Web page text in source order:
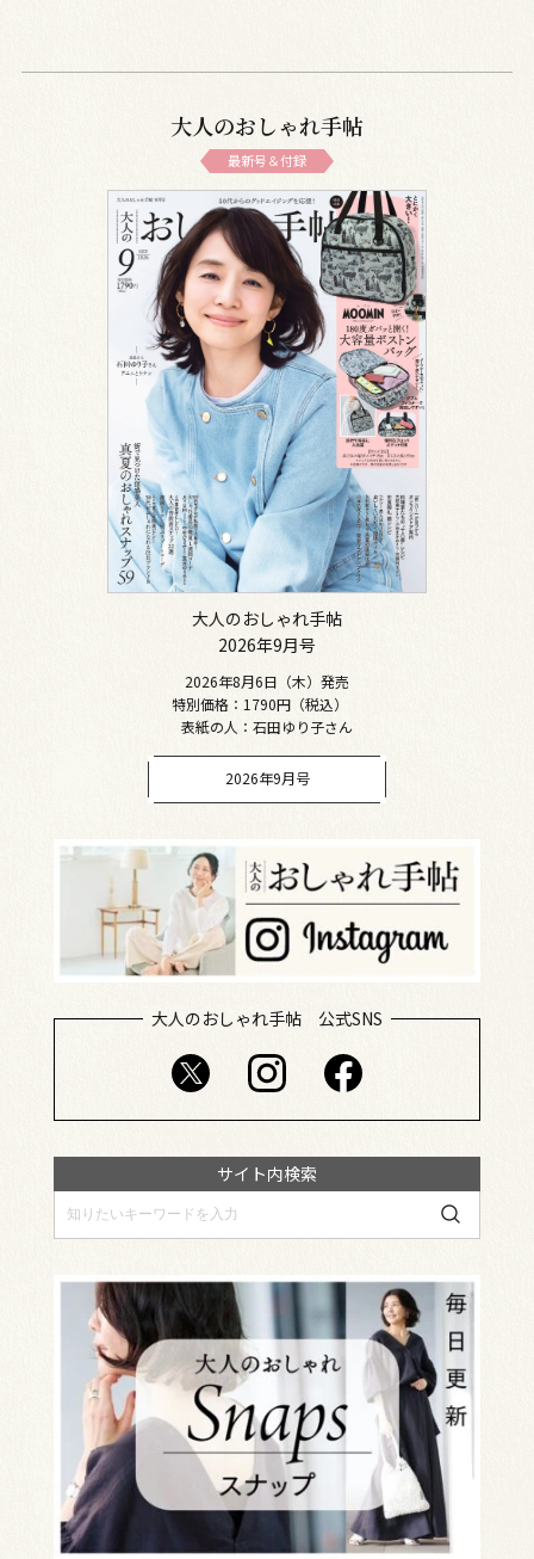
大人のおしゃれ手帖
最新号＆付録
大人のおしゃれ手帖
2026年9月号
2026年8月6日（木）発売
特別価格：1790円（税込）
表紙の人：石田ゆり子さん
2026年9月号
大人のおしゃれ手帖 公式SNS
サイト内検索